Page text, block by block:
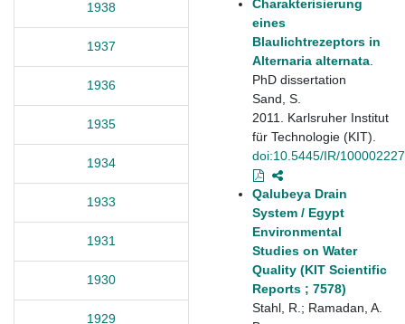
1938
1937
1936
1935
1934
1933
1931
1930
1929
Charakterisierung
eines
Blaulichtrezeptors in
Alternaria alternata
PhD dissertation
Sand, S.
2011. Karlsruher Institut
für Technologie (KIT).
doi:10.5445/IR/
Qalubeya Drain
System / Egypt
Environmental
Studies on Water
Quality (KIT Scientific
Reports ; 7578)
Stahl, R.; Ramadan, A.